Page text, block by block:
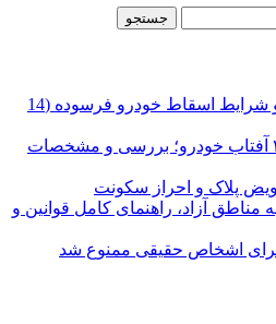
راهنمای کامل مراحل و شرایط اسقاط خودرو فرسوده (14
مزدا CX-30 مدل ۲۰۲۴ آفتاب خودرو؛ بررسی و مشخصات
پلاک و احراز سکونت
مناطق آزاد، راهنمای کامل قوانین و
اشخاص حقیقی ممنوع شد